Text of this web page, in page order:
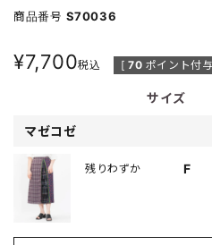
商品番号 S70036
¥7,700税込 [ 70 ポイント付
サイズ
マゼコゼ
F
残りわずか